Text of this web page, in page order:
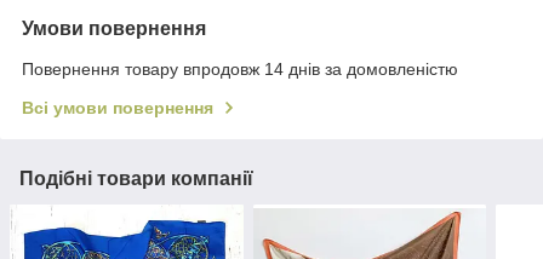
Умови повернення
Повернення товару впродовж 14 днів за домовленістю
Всі умови повернення
Подібні товари компанії